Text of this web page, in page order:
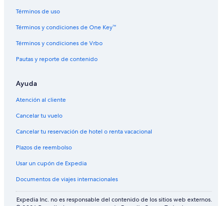
Términos de uso
Términos y condiciones de One Key™
Términos y condiciones de Vrbo
Pautas y reporte de contenido
Ayuda
Atención al cliente
Cancelar tu vuelo
Cancelar tu reservación de hotel o renta vacacional
Plazos de reembolso
Usar un cupón de Expedia
Documentos de viajes internacionales
Expedia Inc. no es responsable del contenido de los sitios web externos.